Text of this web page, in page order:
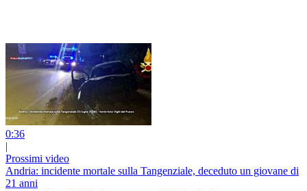
0:36
|
Prossimi video
Andria: incidente mortale sulla Tangenziale, deceduto un giovane di
21 anni